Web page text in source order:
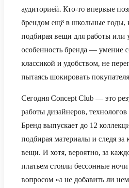
аудиторией. Кто-то впервые
брендом ещё в школьные годы,
подбирая вещи для работы или
особенность бренда — умение
классикой и удобством, не
пытаясь шокировать
Сегодня Concept Club — это
работы дизайнеров,
Бренд выпускает до 12
подбирая материалы и следя за
вещи. И хотя, вероятно, за
платьем стояли бессонные
вопросом «а не добавить ли